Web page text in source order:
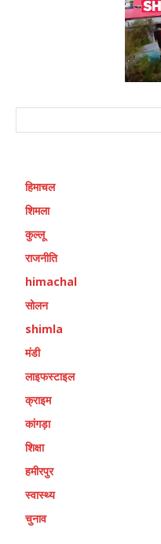
हिमाचल
शिमला
कुल्लू
राजनीति
himachal
सोलन
shimla
मंडी
लाइफस्टाइल
क्राइम
कांगड़ा
शिक्षा
हमीरपुर
स्वास्थ्य
चुनाव